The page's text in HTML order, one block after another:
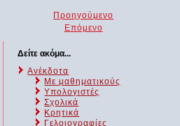
Προηγούμενο
Επόμενο
Δείτε ακόμα...
Ανέκδοτα
Με μαθηματικούς
Υπολογιστές
Σχολικά
Κρητικά
Γελοιογραφίες